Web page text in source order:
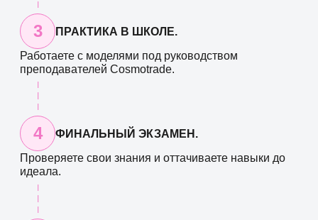
3
ПРАКТИКА В ШКОЛЕ.
Работаете с моделями под руководством
преподавателей Cosmotrade.
4
ФИНАЛЬНЫЙ ЭКЗАМЕН.
Проверяете свои знания и оттачиваете навыки до
идеала.